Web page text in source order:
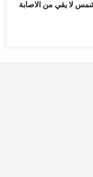
لا يقي من الاصابة